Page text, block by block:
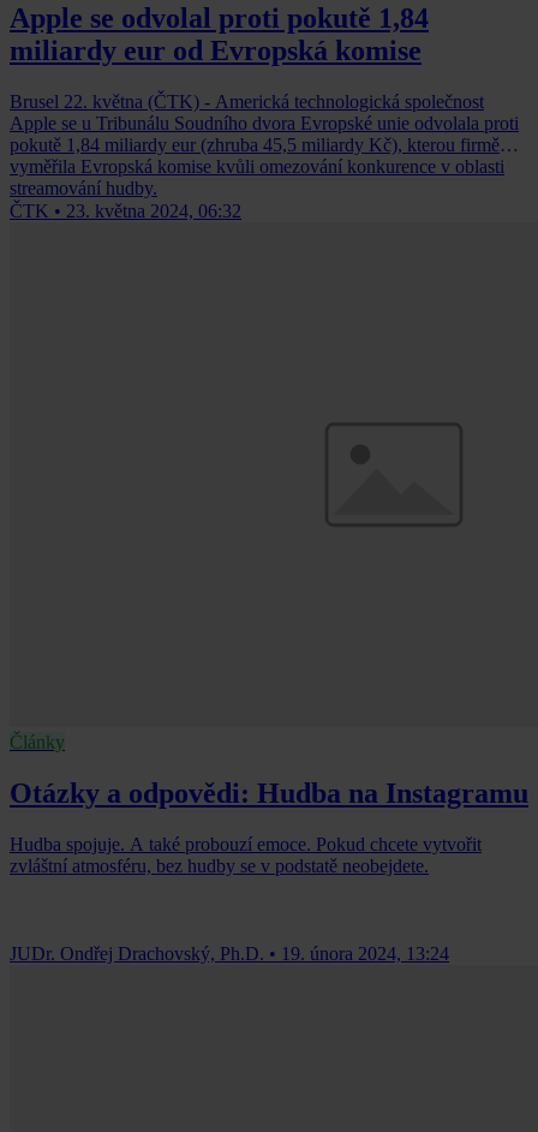
Apple se odvolal proti pokutě 1,84
miliardy eur od Evropská komise
Brusel 22. května (ČTK) - Americká technologická společnost
Apple se u Tribunálu Soudního dvora Evropské unie odvolala proti
pokutě 1,84 miliardy eur (zhruba 45,5 miliardy Kč), kterou firmě
vyměřila Evropská komise kvůli omezování konkurence v oblasti
streamování hudby.
ČTK • 23. května 2024, 06:32
Články
Otázky a odpovědi: Hudba na Instagramu
Hudba spojuje. A také probouzí emoce. Pokud chcete vytvořit
zvláštní atmosféru, bez hudby se v podstatě neobejdete.
JUDr. Ondřej Drachovský, Ph.D. • 19. února 2024, 13:24